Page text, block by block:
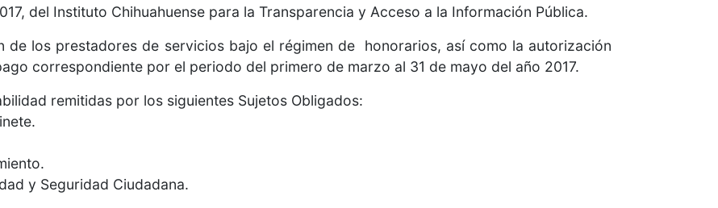
del Instituto Chihuahuense para la Transparencia y Acceso a la Información Pública.
los prestadores de servicios bajo el régimen de honorarios, así como la autorización
correspondiente por el periodo del primero de marzo al 31 de mayo del año 2017.
remitidas por los siguientes Sujetos Obligados:
y Seguridad Ciudadana.